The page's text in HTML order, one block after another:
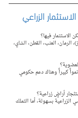
الزراعي
الاستثمار فيها؟
الرمان، العنب، القطن، الشاي،
كبيراً وهناك دعم حكومي
أراضٍ زراعية؟
الزراعية بسهولة، أما التملك